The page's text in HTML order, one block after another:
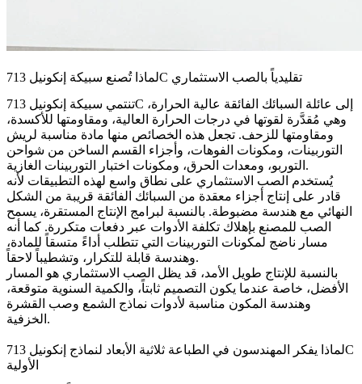
لماذا تُصنع سبيكة إنكونيل 713C تقليدياً بالصب الاستثماري
تنتمي سبيكة إنكونيل 713C إلى عائلة السبائك الفائقة عالية الحرارة،
وهي مُقدَّرة لقوتها في درجات الحرارة العالية، ومقاومتها للأكسدة،
ومقاومتها للزحف. تجعل هذه الخصائص منها مادة مناسبة لريش
التوربينات، ومكونات الفوهات، وأجزاء القسم الساخن من شواحن
التوربو، ومعدات الحرق، ومكونات اختبار التوربينات الغازية.
يُستخدم الصب الاستثماري على نطاق واسع لهذه التطبيقات لأنه
قادر على إنتاج أجزاء معقدة من السبائك الفائقة قريبة من الشكل
النهائي مع هندسة مضبوطة. بالنسبة لبرامج الإنتاج المستقرة، يسمح
الصب للمصنع بإهلاك تكلفة الأدوات عبر دفعات متكررة. كما أنه
مسار ناضج لمكونات التوربينات التي تتطلب أداءً متسقاً للمادة،
وهندسة قابلة للتكرار، وتشطيباً لاحقاً.
بالنسبة للإنتاج طويل الأمد، قد يظل الصب الاستثماري هو المسار
الأفضل، خاصة عندما يكون التصميم ثابتاً، والكمية السنوية متوقعة،
وهندسة المكون مناسبة لأدوات نماذج الشمع وصب القشرة
الخزفية.
لماذا يفكر المهندسون في الطباعة ثلاثية الأبعاد لنماذج إنكونيل 713C
الأولية